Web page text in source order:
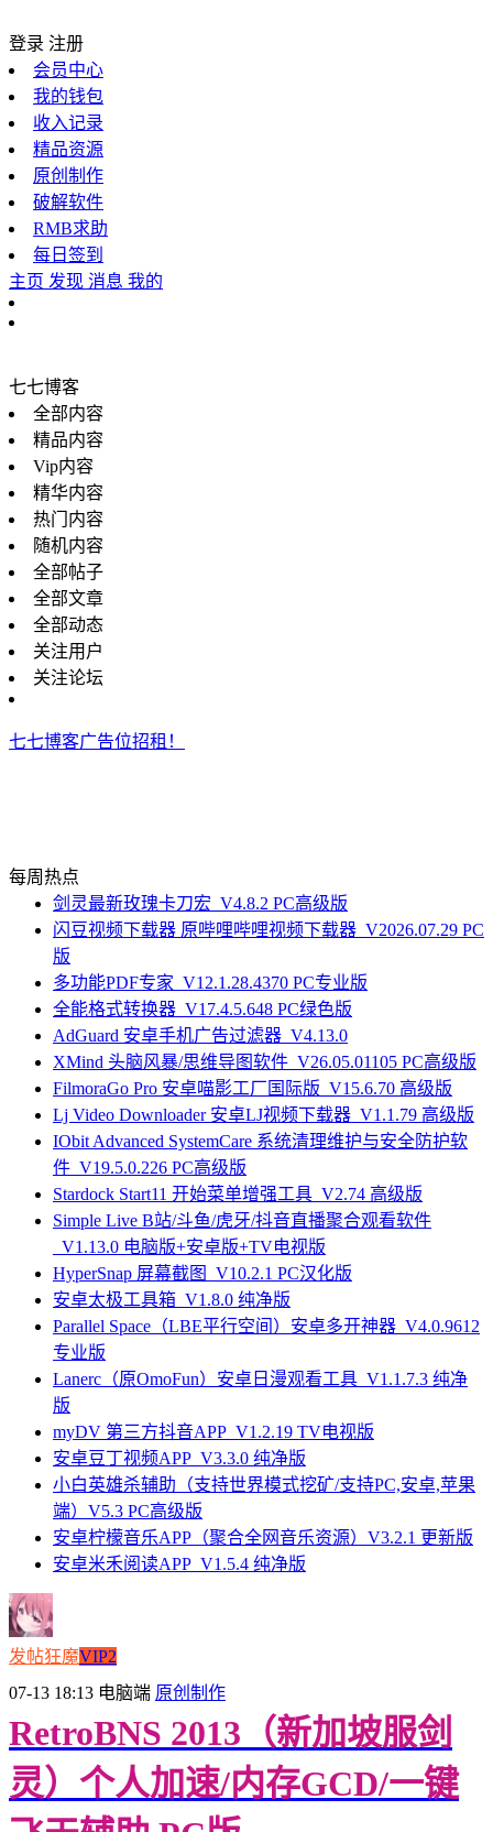
登录 注册
会员中心
我的钱包
收入记录
精品资源
原创制作
破解软件
RMB求助
每日签到
主页 发现 消息 我的
七七博客
全部内容
精品内容
Vip内容
精华内容
热门内容
随机内容
全部帖子
全部文章
全部动态
关注用户
关注论坛
七七博客广告位招租！
每周热点
剑灵最新玫瑰卡刀宏_V4.8.2 PC高级版
闪豆视频下载器 原哔哩哔哩视频下载器_V2026.07.29 PC
版
多功能PDF专家_V12.1.28.4370 PC专业版
全能格式转换器_V17.4.5.648 PC绿色版
AdGuard 安卓手机广告过滤器_V4.13.0
XMind 头脑风暴/思维导图软件_V26.05.01105 PC高级版
FilmoraGo Pro 安卓喵影工厂国际版_V15.6.70 高级版
Lj Video Downloader 安卓LJ视频下载器_V1.1.79 高级版
IObit Advanced SystemCare 系统清理维护与安全防护软
件_V19.5.0.226 PC高级版
Stardock Start11 开始菜单增强工具_V2.74 高级版
Simple Live B站/斗鱼/虎牙/抖音直播聚合观看软件
_V1.13.0 电脑版+安卓版+TV电视版
HyperSnap 屏幕截图_V10.2.1 PC汉化版
安卓太极工具箱_V1.8.0 纯净版
Parallel Space（LBE平行空间）安卓多开神器_V4.0.9612
专业版
Lanerc（原OmoFun）安卓日漫观看工具_V1.1.7.3 纯净
版
myDV 第三方抖音APP_V1.2.19 TV电视版
安卓豆丁视频APP_V3.3.0 纯净版
小白英雄杀辅助（支持世界模式挖矿/支持PC,安卓,苹果
端）V5.3 PC高级版
安卓柠檬音乐APP（聚合全网音乐资源）V3.2.1 更新版
安卓米禾阅读APP_V1.5.4 纯净版
发帖狂魔VIP2
07-13 18:13 电脑端 原创制作
RetroBNS 2013（新加坡服剑
灵）个人加速/内存GCD/一键